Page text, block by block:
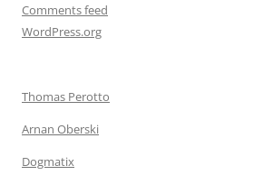
Comments feed
WordPress.org
Thomas Perotto
Arnan Oberski
Dogmatix